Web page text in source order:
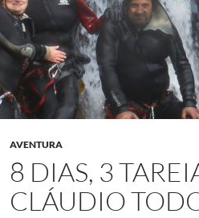
AVENTURA
8 DIAS, 3
CLÁUDIO